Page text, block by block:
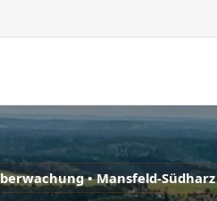
• Mansfeld-Südharz